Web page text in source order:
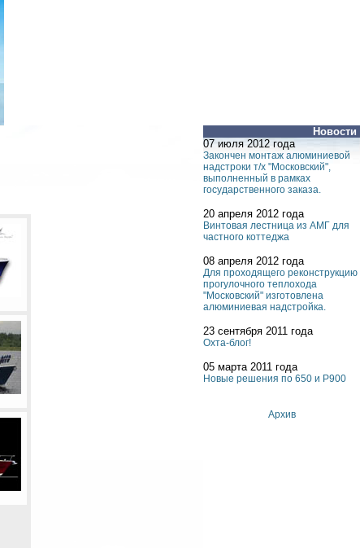
Новости
07 июля 2012 года
Закончен монтаж алюминиевой
надстроки т/х "Московский",
выполненный в рамках
государственного заказа.
20 апреля 2012 года
Винтовая лестница из АМГ для
частного коттеджа
08 апреля 2012 года
Для проходящего реконструкцию
прогулочного теплохода
"Московский" изготовлена
алюминиевая надстройка.
23 сентября 2011 года
Охта-блог!
05 марта 2011 года
Новые решения по 650 и P900
Архив